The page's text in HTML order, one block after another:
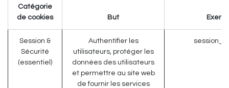
Catégorie
de cookies
But
Session &
Sécurité
(essentiel)
Authentifier les
utilisateurs, protéger les
données des utilisateurs
et permettre au site web
de fournir les services